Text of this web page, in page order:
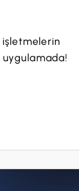
işletmelerin